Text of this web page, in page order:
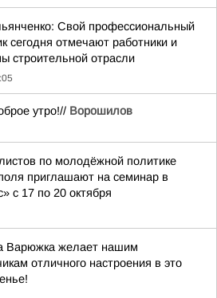
Свой профессиональный
сегодня отмечают работники и
строительной отрасли
утро!// Ворошилов
по молодёжной политике
приглашают на семинар в
с 17 по 20 октября
Варюжка желает нашим
отличного настроения в это